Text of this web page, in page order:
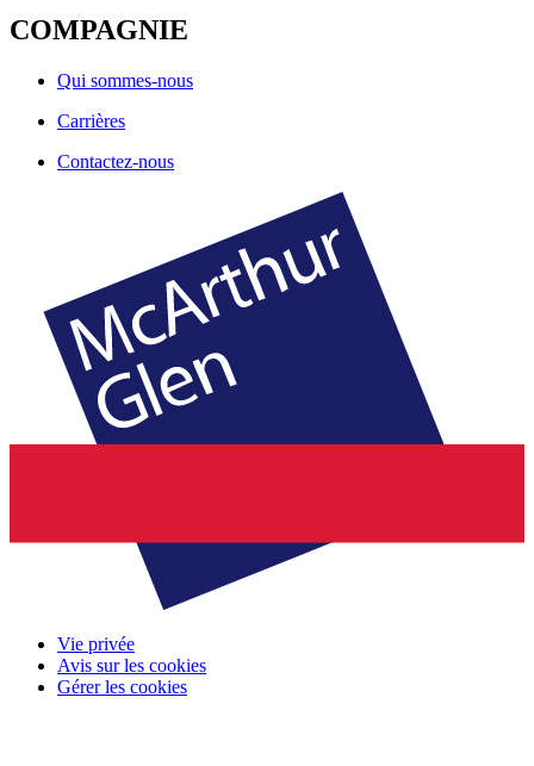
COMPAGNIE
Qui sommes-nous
Carrières
Contactez-nous
Vie privée
Avis sur les cookies
Gérer les cookies